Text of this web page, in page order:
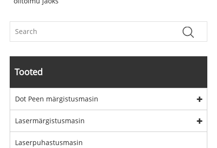
Tooted
Dot Peen märgistusmasin
Lasermärgistusmasin
Laserpuhastusmasin